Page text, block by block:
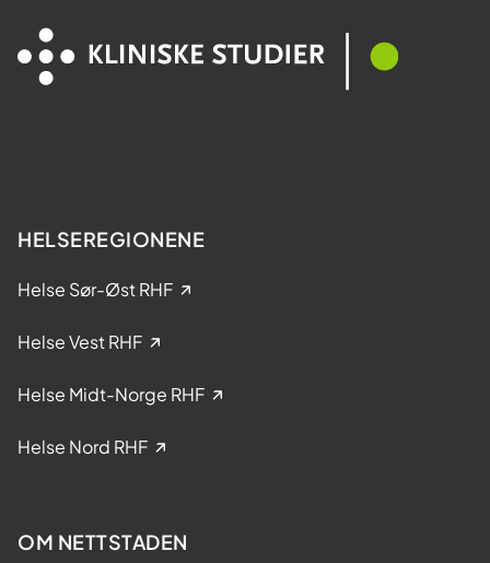
HELSEREGIONENE
Helse Sør-Øst RHF
Helse Vest RHF
Helse Midt-Norge RHF
Helse Nord RHF
OM NETTSTADEN